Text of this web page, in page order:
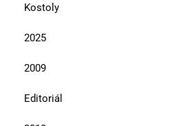
Kostoly
2025
2009
Editoriál